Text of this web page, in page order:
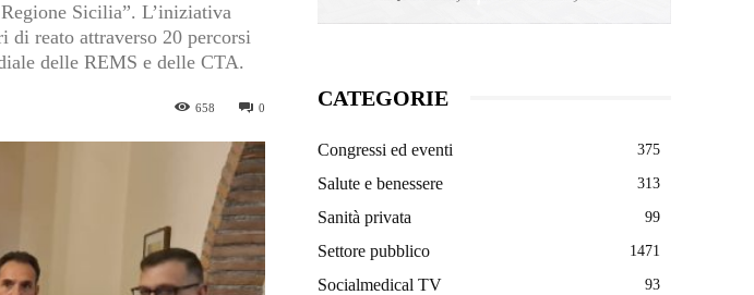
Sicilia”. L’iniziativa
di reato attraverso 20 percorsi
delle REMS e delle CTA.
0
658 CATEGORIE
Congressi ed eventi 375
Salute e benessere 313
Sanità privata 99
Settore pubblico 1471
Socialmedical TV 93